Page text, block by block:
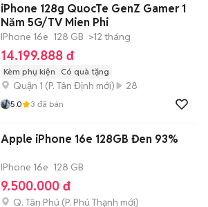
iPhone 128g QuocTe GenZ Gamer 1
Năm 5G/TV Mien Phi
IPhone 16e 128 GB >12 tháng
14.199.888 đ
Kèm phụ kiện Có quà tặng
Quận 1 (P. Tân Định mới) 28
5.0 3 đã bán
Apple iPhone 16e 128GB Đen 93%
IPhone 16e 128 GB
9.500.000 đ
Q. Tân Phú (P. Phú Thạnh mới)